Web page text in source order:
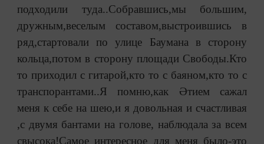
подходили туда..Собравшись,мы большим,
дружным,веселым составом,выстроившись в
ряд,стартовали по улице Баумана в сторону
кольца,потом в сторону площади Свободы.Кто
то приходил с гитарой,кто то с баяном,кто то с
транспорантами..Я помню,как Әтием сажал
меня к себе на шею,и я довольная и счастливая
,с двумя бантами на голове, наблюдала за всем
свысока!Самое интересное для меня было-это